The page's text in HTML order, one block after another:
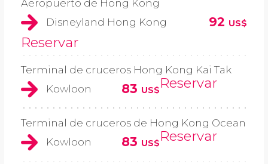
Aeropuerto de Hong Kong
Disneyland Hong Kong
92 US$
Reservar
Terminal de cruceros Hong Kong Kai Tak
Kowloon
83 US$Reservar
Terminal de cruceros de Hong Kong Ocean
Kowloon
83 US$Reservar